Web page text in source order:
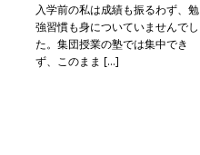
入学前の私は成績も振るわず、勉
強習慣も身についていませんでし
た。集団授業の塾では集中でき
ず、このまま […]